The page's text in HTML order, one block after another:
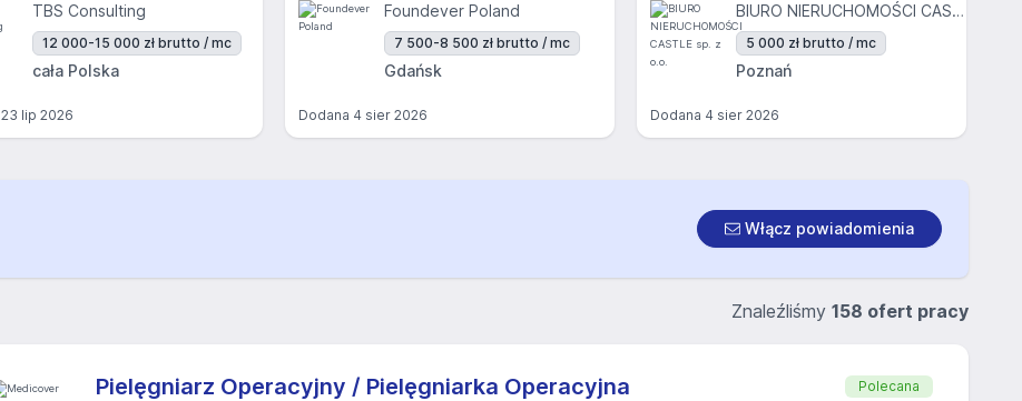
TBS Consulting
12 000-15 000 zł brutto / mc
cała Polska
23 lip 2026
Foundever Poland
7 500-8 500 zł brutto / mc
Gdańsk
Dodana 4 sier 2026
BIURO NIERUCHOMOŚCI CASTLE sp. z o.o.
5 000 zł brutto / mc
Poznań
Dodana 4 sier 2026
Włącz powiadomienia
Znaleźliśmy 158 ofert pracy
Pielęgniarz Operacyjny / Pielęgniarka Operacyjna Polecana